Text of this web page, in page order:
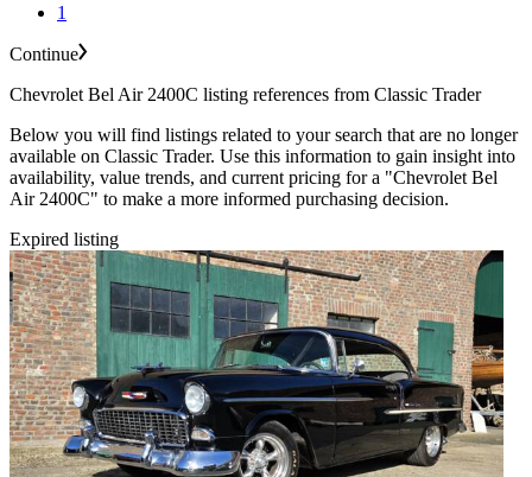
1
Continue
Chevrolet Bel Air 2400C listing references from Classic Trader
Below you will find listings related to your search that are no longer
available on Classic Trader. Use this information to gain insight into
availability, value trends, and current pricing for a "Chevrolet Bel
Air 2400C" to make a more informed purchasing decision.
Expired listing